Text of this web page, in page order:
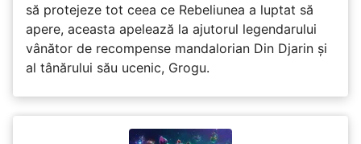
să protejeze tot ceea ce Rebeliunea a luptat să
apere, aceasta apelează la ajutorul legendarului
vânător de recompense mandalorian Din Djarin și
al tânărului său ucenic, Grogu.